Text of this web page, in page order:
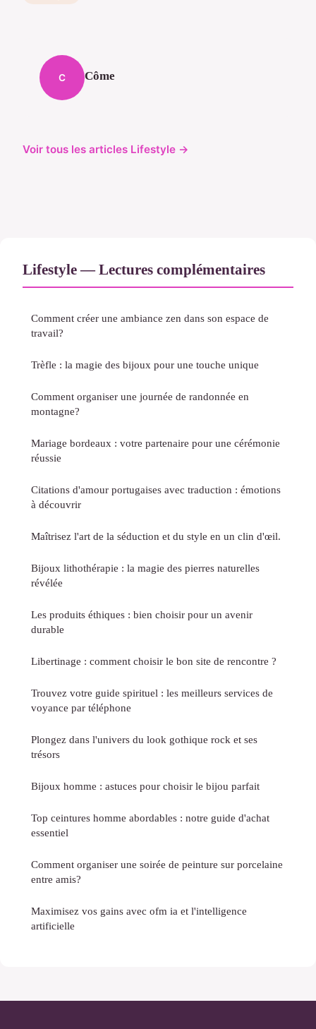
C Côme
Voir tous les articles Lifestyle →
Lifestyle — Lectures complémentaires
Comment créer une ambiance zen dans son espace de
travail?
Trèfle : la magie des bijoux pour une touche unique
Comment organiser une journée de randonnée en
montagne?
Mariage bordeaux : votre partenaire pour une cérémonie
réussie
Citations d'amour portugaises avec traduction : émotions
à découvrir
Maîtrisez l'art de la séduction et du style en un clin d'œil.
Bijoux lithothérapie : la magie des pierres naturelles
révélée
Les produits éthiques : bien choisir pour un avenir
durable
Libertinage : comment choisir le bon site de rencontre ?
Trouvez votre guide spirituel : les meilleurs services de
voyance par téléphone
Plongez dans l'univers du look gothique rock et ses
trésors
Bijoux homme : astuces pour choisir le bijou parfait
Top ceintures homme abordables : notre guide d'achat
essentiel
Comment organiser une soirée de peinture sur porcelaine
entre amis?
Maximisez vos gains avec ofm ia et l'intelligence
artificielle